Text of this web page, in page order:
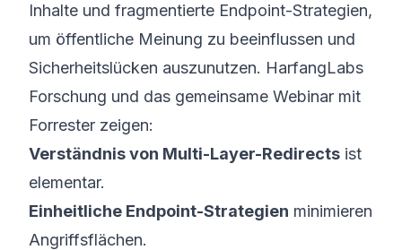
Inhalte und fragmentierte Endpoint-Strategien,
um öffentliche Meinung zu beeinflussen und
Sicherheits­lücken auszunutzen. HarfangLabs
Forschung und das gemeinsame Webinar mit
Forrester zeigen:
Verständnis von Multi-Layer-Redirects ist
elementar.
Einheitliche Endpoint-Strategien minimieren
Angriffsflächen.